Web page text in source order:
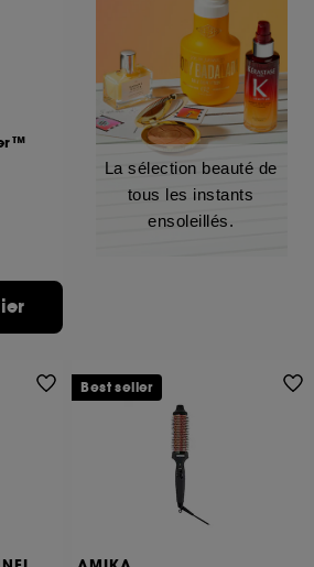
La sélection beauté de
tous les instants
ensoleillés.
Best seller